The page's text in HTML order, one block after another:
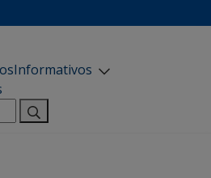
Informativos